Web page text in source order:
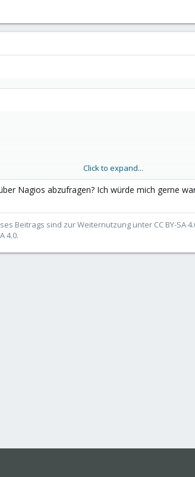
Click to expand...
Nagios abzufragen? Ich würde mich gerne
Beitrags sind zur Weiternutzung unter CC BY-
4.0.